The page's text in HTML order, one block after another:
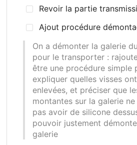
Revoir la partie
Ajout procédure
On a démonter la galerie
pour le transporter :
être une procédure simple
expliquer quelles visses
enlevées, et préciser que
montantes sur la galerie
pas avoir de silicone
pouvoir justement
galerie